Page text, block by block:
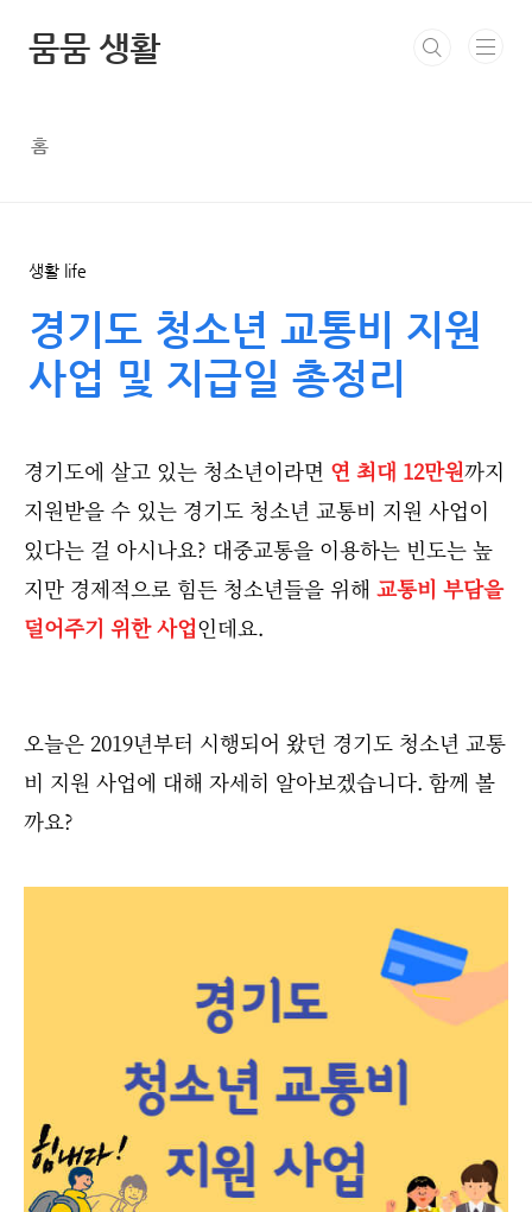
뭄뭄 생활
홈
생활 life
경기도 청소년 교통비 지원
사업 및 지급일 총정리
경기도에 살고 있는 청소년이라면 연 최대 12만원까지
지원받을 수 있는 경기도 청소년 교통비 지원 사업이
있다는 걸 아시나요? 대중교통을 이용하는 빈도는 높
지만 경제적으로 힘든 청소년들을 위해 교통비 부담을
덜어주기 위한 사업인데요.
오늘은 2019년부터 시행되어 왔던 경기도 청소년 교통
비 지원 사업에 대해 자세히 알아보겠습니다. 함께 볼
까요?